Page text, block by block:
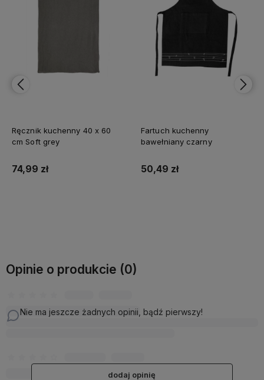
Ręcznik kuchenny 40 x 60
cm Soft grey
74,99 zł
Fartuch kuchenny
bawełniany czarny
50,49 zł
Opinie o produkcie (0)
Nie ma jeszcze żadnych opinii, bądź pierwszy!
dodaj opinię